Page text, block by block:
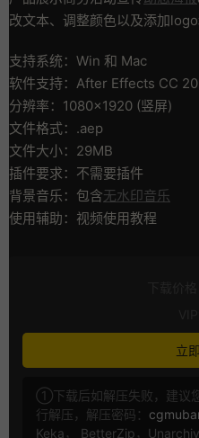
改文本、调整颜色以及添加logo
支持系统：Win 和 Mac
软件支持：After Effects CC
分辨率：1080×1920 (竖屏)
文件格式：.aep
文件大小：29MB
插件要求：不需要插件
背景音乐：包含无水印音乐
使用辅助：视频使用教程
立
①下载后如解压失败，建议
行解压，解压密码：
Keka ， BetterZip ，